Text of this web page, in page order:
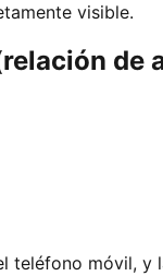
visible.
de
teléfono móvil, y